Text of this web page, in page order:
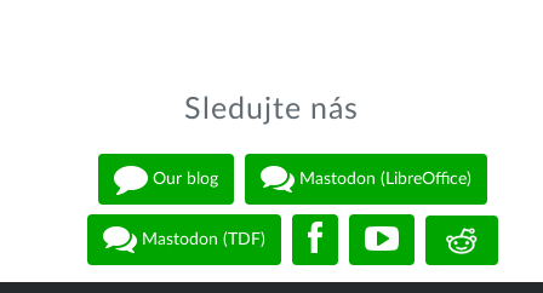
Sledujte nás
Our blog Mastodon (LibreOffice)
Mastodon (TDF)